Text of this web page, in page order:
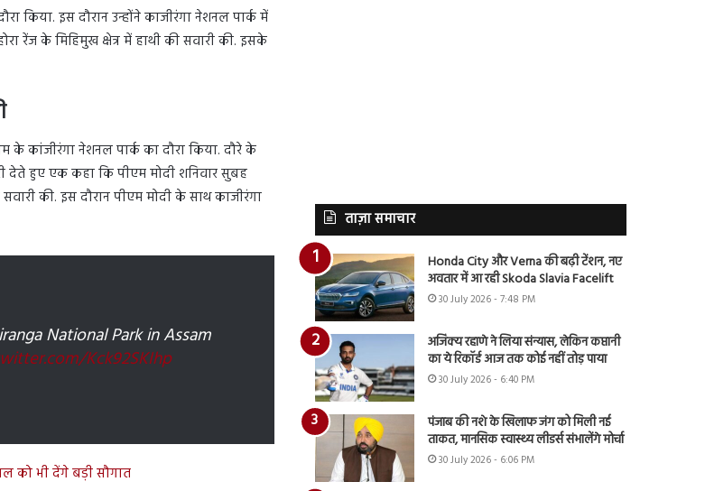
किया. इस दौरान उन्होंने काजीरंगा नेशनल पार्क में
रेंज के मिहिमुख क्षेत्र में हाथी की सवारी की. इसके
कांजीरंगा नेशनल पार्क का दौरा किया. दौरे के
देते हुए एक कहा कि पीएम मोदी शनिवार सुबह
की. इस दौरान पीएम मोदी के साथ काजीरंगा
National Park in Assam
Kck92SKIhp
को भी देंगे बड़ी सौगात
ताज़ा समाचार
Honda City और Verna की बढ़ी टेंशन, नए
अवतार में आ रही Skoda Slavia Facelift
30 July 2026 - 7:48 PM
अजिंक्य रहाणे ने लिया संन्यास, लेकिन कप्तानी
का ये रिकॉर्ड आज तक कोई नहीं तोड़ पाया
30 July 2026 - 6:40 PM
पंजाब की नशे के खिलाफ जंग को मिली नई
ताकत, मानसिक स्वास्थ्य लीडर्स संभालेंगे मोर्चा
30 July 2026 - 6:06 PM